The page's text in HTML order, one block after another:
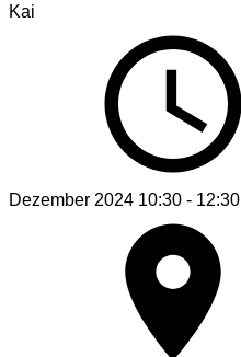
Kai
Dezember 2024 10:30 - 12:30